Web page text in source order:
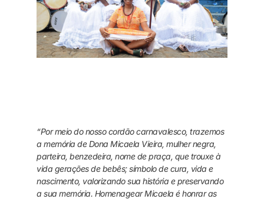
“Por meio do nosso cordão carnavalesco, trazemos
a memória de Dona Micaela Vieira, mulher negra,
parteira, benzedeira, nome de praça, que trouxe à
vida gerações de bebês; símbolo de cura, vida e
nascimento, valorizando sua história e preservando
a sua memória. Homenagear Micaela é honrar as